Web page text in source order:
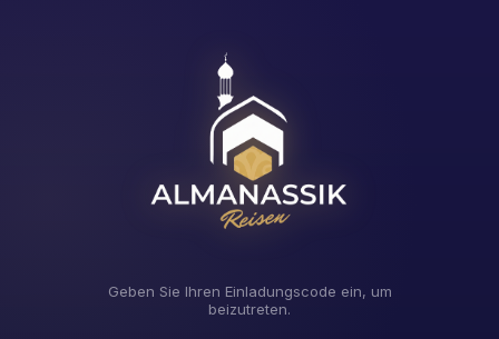
Geben Sie Ihren Einladungscode ein, um
beizutreten.